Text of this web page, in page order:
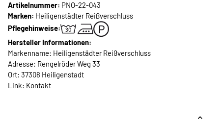
Artikelnummer: PNO-22-043
Marken: Heiligenstädter Reißverschluss
Pflegehinweise:
Hersteller Informationen:
Markenname: Heiligenstädter Reißverschluss
Adresse: Rengelröder Weg 33
Ort: 37308 Heiligenstadt
Link: Kontakt